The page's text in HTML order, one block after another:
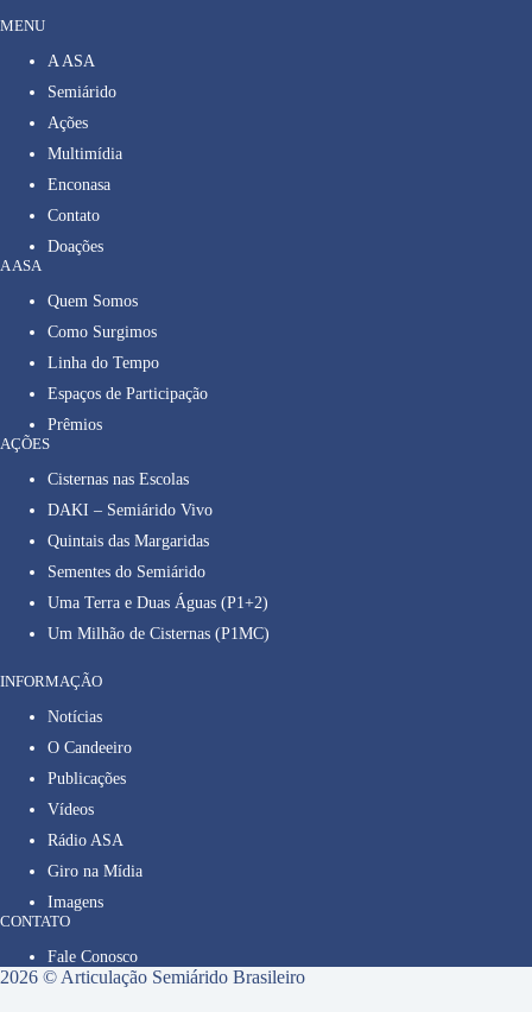
MENU
A ASA
Semiárido
Ações
Multimídia
Enconasa
Contato
Doações
A ASA
Quem Somos
Como Surgimos
Linha do Tempo
Espaços de Participação
Prêmios
AÇÕES
Cisternas nas Escolas
DAKI – Semiárido Vivo
Quintais das Margaridas
Sementes do Semiárido
Uma Terra e Duas Águas (P1+2)
Um Milhão de Cisternas (P1MC)
INFORMAÇÃO
Notícias
O Candeeiro
Publicações
Vídeos
Rádio ASA
Giro na Mídia
Imagens
CONTATO
Fale Conosco
2026 © Articulação Semiárido Brasileiro